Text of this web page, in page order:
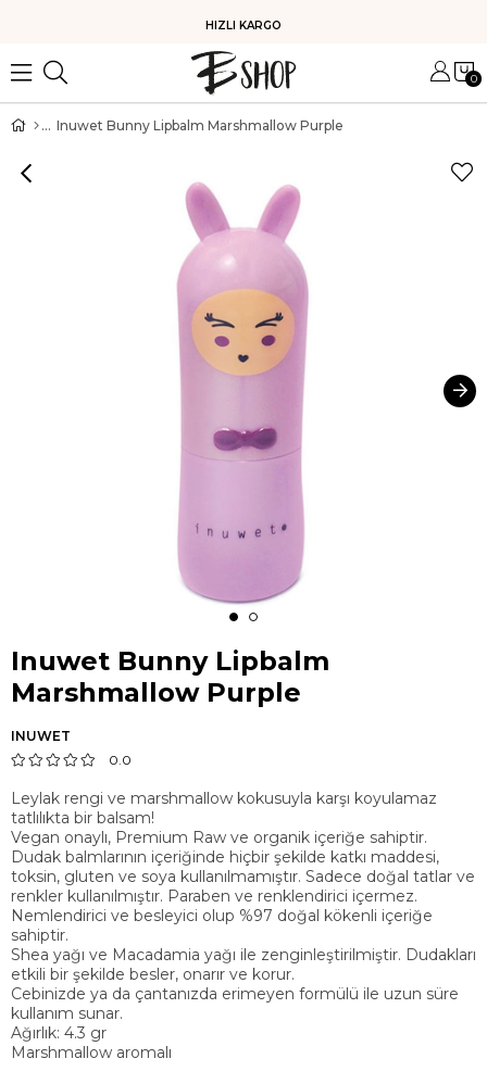
HIZLI KARGO
0
Inuwet Bunny Lipbalm Marshmallow Purple
Inuwet Bunny Lipbalm
Marshmallow Purple
INUWET
0.0
Leylak rengi ve marshmallow kokusuyla karşı koyulamaz
tatlılıkta bir balsam!
Vegan onaylı, Premium Raw ve organik içeriğe sahiptir.
Dudak balmlarının içeriğinde hiçbir şekilde katkı maddesi,
toksin, gluten ve soya kullanılmamıştır. Sadece doğal tatlar ve
renkler kullanılmıştır. Paraben ve renklendirici içermez.
Nemlendirici ve besleyici olup %97 doğal kökenli içeriğe
sahiptir.
Shea yağı ve Macadamia yağı ile zenginleştirilmiştir. Dudakları
etkili bir şekilde besler, onarır ve korur.
Cebinizde ya da çantanızda erimeyen formülü ile uzun süre
kullanım sunar.
Ağırlık: 4.3 gr
Marshmallow aromalı